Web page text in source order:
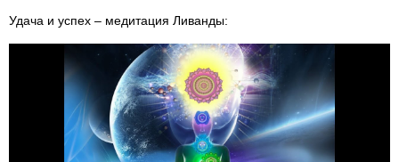
Удача и успех – медитация Ливанды: